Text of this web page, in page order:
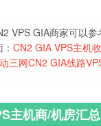
VPS GIA商家可以参
CN2 GIA VPS主机
三网CN2 GIA线路
主机商/机房汇总